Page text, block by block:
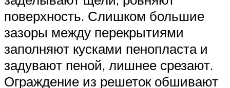
поверхность. Слишком большие
зазоры между перекрытиями
заполняют кусками пенопласта и
задувают пеной, лишнее срезают.
Ограждение из решеток обшивают